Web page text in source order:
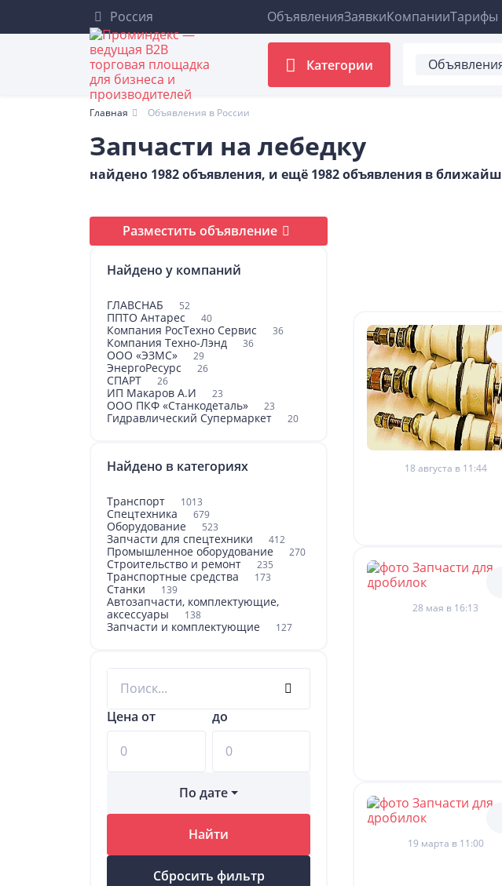
Россия ОбъявленияЗаявкиКомпанииТарифы
Категории
Главная Объявления в России
Запчасти на лебедку
найдено 1982 объявления, и ещё 1982 объявления в
Разместить объявление
Найдено у компаний
ГЛАВСНАБ 52
ППТО Антарес 40
Компания РосТехно Сервис 36
Компания Техно-Лэнд 36
ООО «ЭЗМС» 29
ЭнергоРесурс 26
СПАРТ 26
ИП Макаров А.И 23
ООО ПКФ «Станкодеталь» 23
Гидравлический Супермаркет 20
Найдено в категориях
Транспорт 1013
Спецтехника 679
Оборудование 523
Запчасти для спецтехники 412
Промышленное оборудование 270
Строительство и ремонт 235
Транспортные средства 173
Станки 139
Автозапчасти, комплектующие,
аксессуары
138
Запчасти и комплектующие 127
Цена от до
По дате
Найти
Сбросить фильтр
18 августа в 11:44
28 мая в 16:13
19 марта в 11:00